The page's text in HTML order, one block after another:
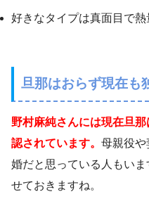
好きなタイプは真面目で熱
旦那はおらず現在も
野村麻純さんには現在旦
認されています。 母親役や
婚だと思っている人もい
せておきますね。